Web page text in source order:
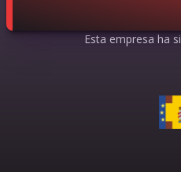
Esta empresa ha